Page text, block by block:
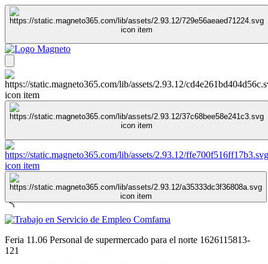
Feria 11.06 Personal de supermercado para el norte 1626115813-
121